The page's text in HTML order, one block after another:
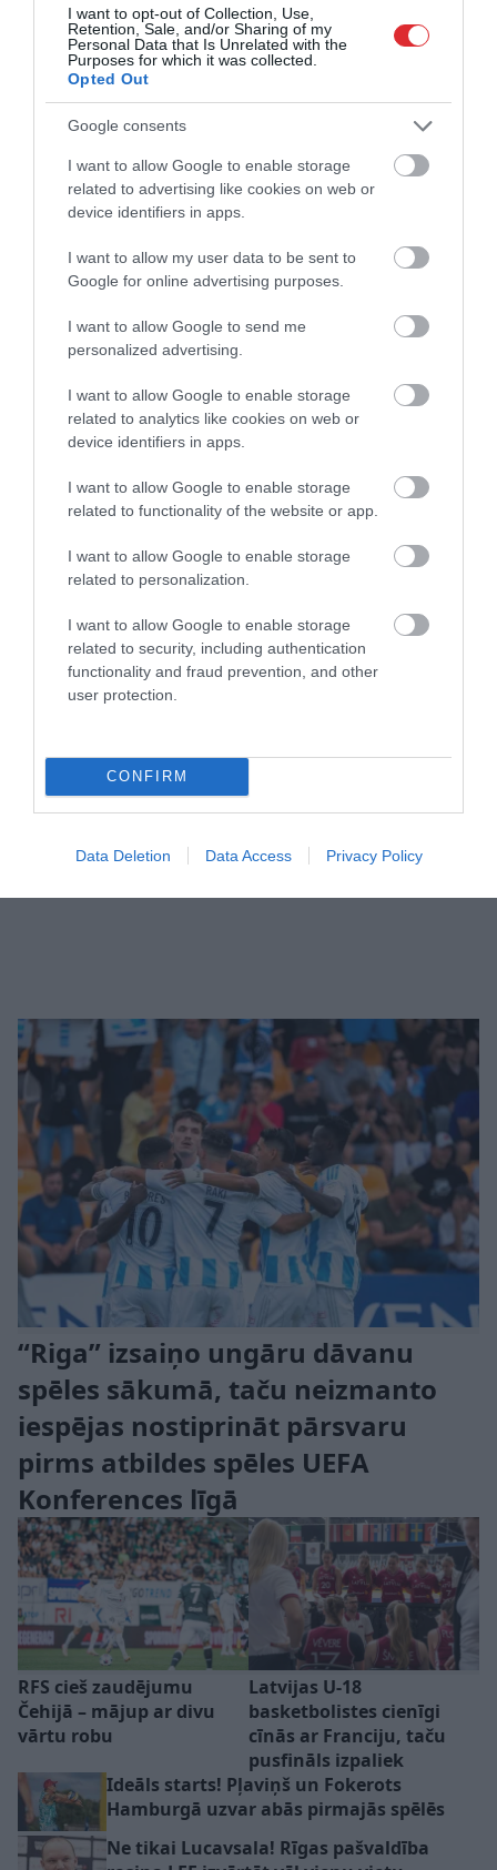
I want to opt-out of Collection, Use,
Retention, Sale, and/or Sharing of my
Personal Data that Is Unrelated with the
Purposes for which it was collected.
Opted Out
Google consents
I want to allow Google to enable storage
related to advertising like cookies on web or
device identifiers in apps.
I want to allow my user data to be sent to
Google for online advertising purposes.
I want to allow Google to send me
personalized advertising.
I want to allow Google to enable storage
related to analytics like cookies on web or
device identifiers in apps.
I want to allow Google to enable storage
related to functionality of the website or app.
I want to allow Google to enable storage
related to personalization.
I want to allow Google to enable storage
related to security, including authentication
functionality and fraud prevention, and other
user protection.
CONFIRM
Data Deletion Data Access Privacy Policy
volejbols
CITS NO ŠĪS TĒMAS
Atpūtušās un uzlādētas – volejbolistes
Eiropas čempionātam
Ideāls starts! Pļaviņš un Fokerots
Hamburgā uzvar abās pirmajās spēlēs
Latvijas volejbolistes novērtēs gatavību
finālturnīram pret vienu no Eiropas
“Riga” izsaiņo ungāru dāvanu
spēles sākumā, taču neizmanto
iespējas nostiprināt pārsvaru
pirms atbildes spēles UEFA
Konferences līgā
RFS cieš zaudējumu
Čehijā – mājup ar divu
vārtu robu
Latvijas U-18
basketbolistes cienīgi
cīnās ar Franciju, taču
pusfināls izpaliek
Ideāls starts! Pļaviņš un Fokerots
Hamburgā uzvar abās pirmajās spēlēs
Ne tikai Lucavsala! Rīgas pašvaldība